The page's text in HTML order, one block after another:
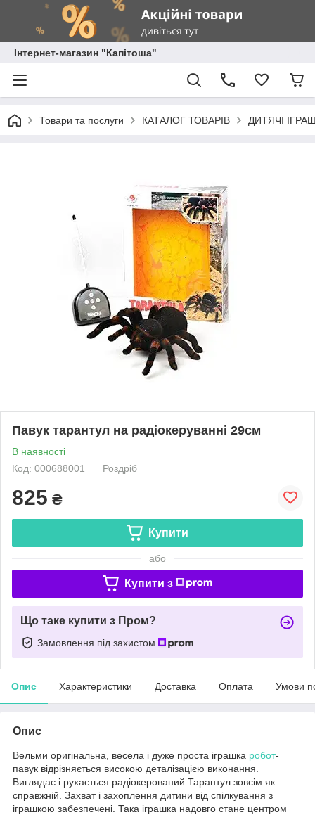
Інтернет-магазин "Капітоша"
Товари та послуги КАТАЛОГ ТОВАРІВ ДИТЯЧІ
Павук тарантул на радіокеруванні 29см
В наявності
Код: 000688001
Роздріб
825 ₴
Купити
або
Купити з
Що таке купити з Пром?
Замовлення під захистом
Опис Характеристики Доставка Оплата Умови
Опис
Вельми оригінальна, весела і дуже проста іграшка робот-
павук відрізняється високою деталізацією виконання.
Виглядає і рухається радіокерований Тарантул зовсім як
справжній. Захват і захоплення дитини від спілкування з
іграшкою забезпечені. Така іграшка надовго стане центром